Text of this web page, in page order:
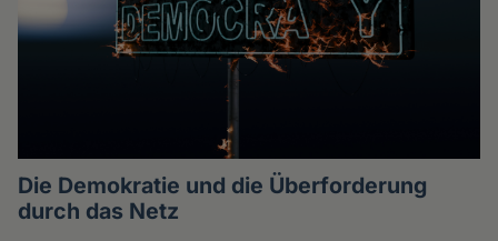
Die Demokratie und die Überforderung
durch das Netz